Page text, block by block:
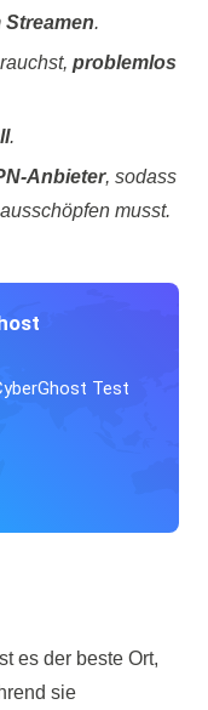
.
problemlos
.
Anbieter, sodass
musst.
Test
es der beste Ort,
sie